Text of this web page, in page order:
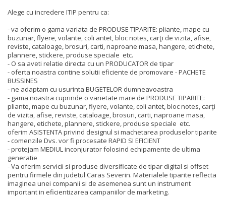
Alege cu incredere ITIP pentru ca:
- va oferim o gama variata de PRODUSE TIPARITE: pliante, mape cu
buzunar, flyere, volante, coli antet, bloc notes, carţi de vizita, afise,
reviste, cataloage, brosuri, carti, naproane masa, hangere, etichete,
plannere, stickere, produse speciale etc.
- O sa aveti relatie directa cu un PRODUCATOR de tipar
- oferta noastra contine solutii eficiente de promovare - PACHETE
BUSSINES
- ne adaptam cu usurinta BUGETELOR dumneavoastra
- gama noastra cuprinde o varietate mare de PRODUSE TIPARITE:
pliante, mape cu buzunar, flyere, volante, coli antet, bloc notes, carţi
de vizita, afise, reviste, cataloage, brosuri, carti, naproane masa,
hangere, etichete, plannere, stickere, produse speciale etc.
oferim ASISTENTA privind designul si machetarea produselor tiparite
- comenzile Dvs. vor fi procesate RAPID SI EFICIENT
- protejam MEDIUL inconjurator folosind echipamente de ultima
generatie
- Va oferim servicii si produse diversificate de tipar digital si offset
pentru firmele din judetul Caras Severin. Materialele tiparite reflecta
imaginea unei companii si de asemenea sunt un instrument
important in eficientizarea campaniilor de marketing.